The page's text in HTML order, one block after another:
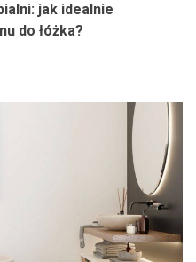
jak idealnie
do łóżka?